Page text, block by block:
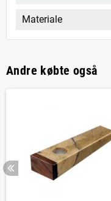
Materiale
Andre købte også